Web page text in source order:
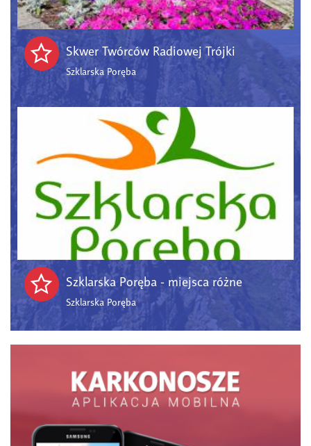
Skwer Twórców Radiowej Trójki
Szklarska Poręba
Szklarska Poręba - miejsca różne
Szklarska Poręba